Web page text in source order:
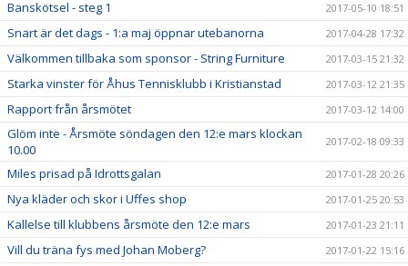
Banskötsel - steg 1 2017-05-10 18:51
Snart är det dags - 1:a maj öppnar utebanorna 2017-04-28 17:32
Välkommen tillbaka som sponsor - String Furniture 2017-03-15 21:32
Starka vinster för Åhus Tennisklubb i Kristianstad 2017-03-12 21:35
Rapport från årsmötet 2017-03-12 14:00
Glöm inte - Årsmöte söndagen den 12:e mars klockan
10.00
2017-02-18 09:33
Miles prisad på Idrottsgalan 2017-01-28 20:26
Nya kläder och skor i Uffes shop 2017-01-25 20:53
Kallelse till klubbens årsmöte den 12:e mars 2017-01-23 21:11
Vill du träna fys med Johan Moberg? 2017-01-22 15:16